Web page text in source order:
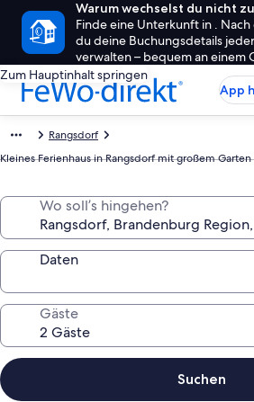
Warum wechselst du nicht
Finde eine Unterkunft in .
du deine Buchungsdetails
verwalten – bequem an einem
Zum Hauptinhalt springen
App
Rangsdorf
Kleines Ferienhaus in Rangsdorf mit großem
Wo soll’s hingehen?
Daten
Gäste
Suchen